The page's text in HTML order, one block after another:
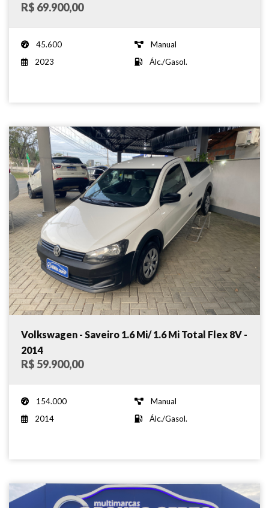
R$ 69.900,00
45.600
Manual
2023
Álc./Gasol.
Volkswagen - Saveiro 1.6 Mi/ 1.6 Mi Total Flex 8V -
2014
R$ 59.900,00
154.000
Manual
2014
Álc./Gasol.